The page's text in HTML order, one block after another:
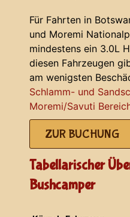
Für Fahrten in
und Moremi
mindestens ein 3.0L
diesen Fahrzeugen
am wenigsten
Schlamm- und
Moremi/Savuti
ZUR BUCHUNG
Tabellarischer
Bushcamper